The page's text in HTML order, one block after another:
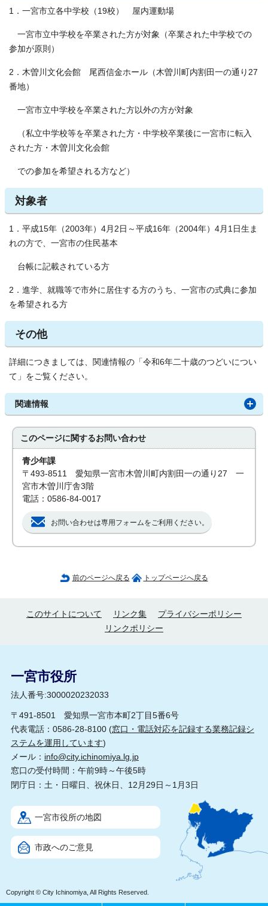
1．一宮市立各中学校（19校） 屋内運動場
一宮市立中学校を卒業された方が対象（卒業された中学校での
参加が原則）
2．木曽川文化会館 尾西信金ホール（木曽川町内割田一の通り27
番地）
一宮市立中学校を卒業された方以外の方が対象
（私立中学校等を卒業された方・中学校卒業後に一宮市に転入
された方・木曽川文化会館
での参加を希望される方など）
対象者
1．平成15年（2003年）4月2日～平成16年（2004年）4月1日生ま
れの方で、一宮市の住民基本
台帳に記載されている方
2．進学、就職等で市外に居住する方のうち、一宮市の式典に参加
を希望される方
その他
詳細につきましては、関連情報の「令和6年二十歳のつどいについ
て」をご覧ください。
関連情報
このページに関するお問い合わせ
青少年課
〒493-8511 愛知県一宮市木曽川町内割田一の通り27 一
宮市木曽川庁舎3階
電話：0586-84-0017
お問い合わせは専用フォームをご利用ください。
前のページへ戻る トップページへ戻る
このサイトについて リンク集
プライバシーポリシー
リンクポリシー
一宮市役所
法人番号:3000020232033
〒491-8501 愛知県一宮市本町2丁目5番6号
代表電話：0586-28-8100 (窓口・電話対応を記録する業務記録シ
ステムを運用しています)
メール： info@city.ichinomiya.lg.jp
窓口の受付時間：午前9時～午後5時
閉庁日：土・日曜日、祝休日、12月29日～1月3日
一宮市役所の地図
市政へのご意見
Copyright © City Ichinomiya, All Rights Reserved.